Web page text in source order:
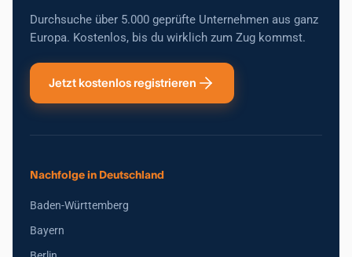
Durchsuche über 5.000 geprüfte Unternehmen aus ganz
Europa. Kostenlos, bis du wirklich zum Zug kommst.
Jetzt kostenlos registrieren
Nachfolge in Deutschland
Baden-Württemberg
Bayern